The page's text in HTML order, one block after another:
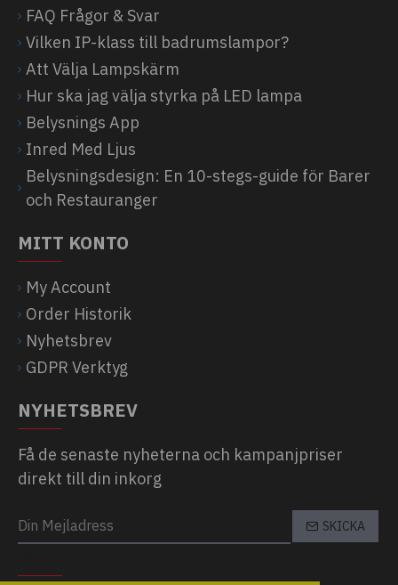
FAQ Frågor & Svar
Vilken IP-klass till badrumslampor?
Att Välja Lampskärm
Hur ska jag välja styrka på LED lampa
Belysnings App
Inred Med Ljus
Belysningsdesign: En 10-stegs-guide för Barer
och Restauranger
MITT KONTO
My Account
Order Historik
Nyhetsbrev
GDPR Verktyg
NYHETSBREV
Få de senaste nyheterna och kampanjpriser
direkt till din inkorg
SKICKA